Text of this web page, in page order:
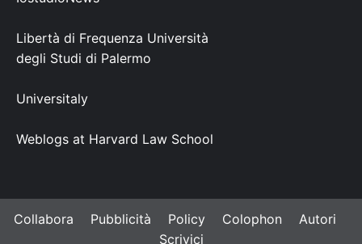
Libertà di Frequenza Università
degli Studi di Palermo
Universitaly
Weblogs at Harvard Law School
Collabora Pubblicità Policy Colophon
Autori
Scrivici